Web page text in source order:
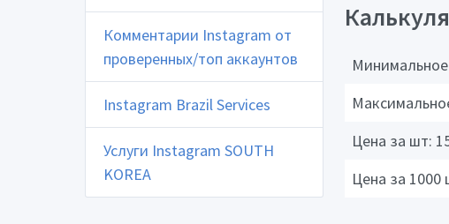
Комментарии Instagram от
проверенных/топ аккаунтов
Instagram Brazil Services
Услуги Instagram SOUTH
KOREA
Цена за шт:
Цена за 1000